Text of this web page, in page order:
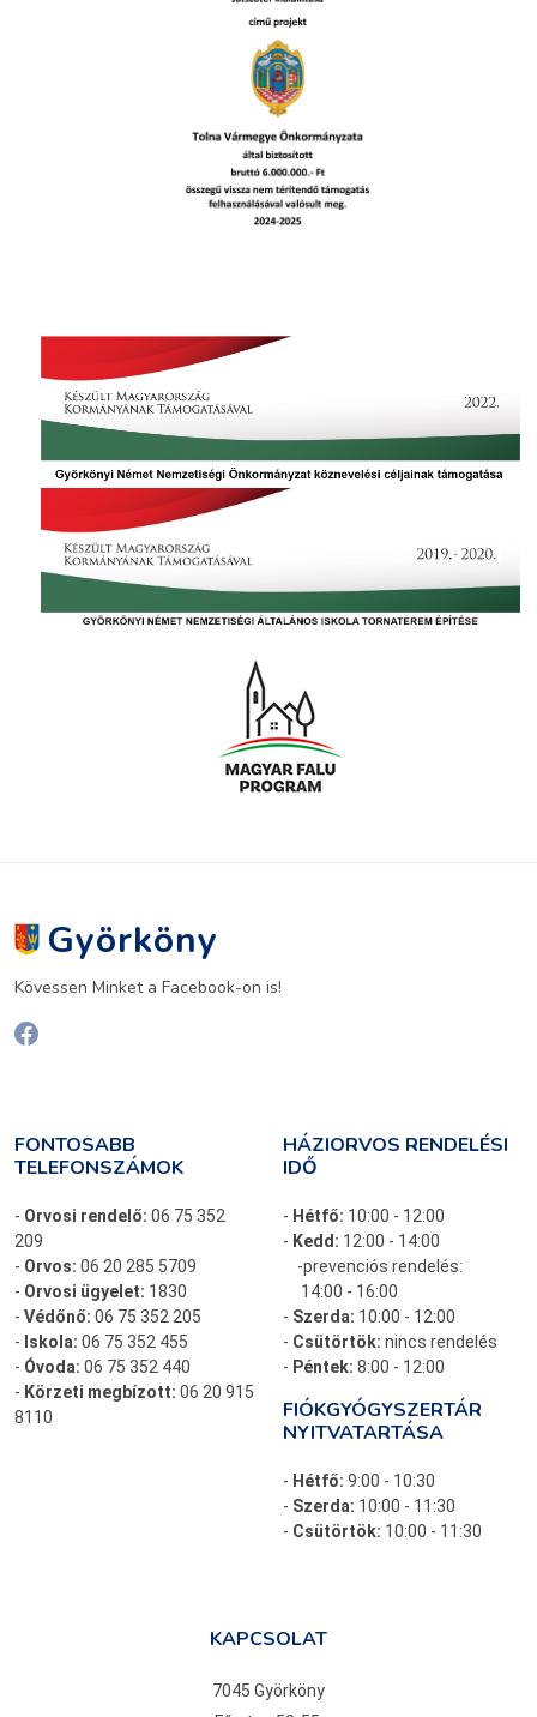
Györköny
Kövessen Minket a Facebook-on is!
FONTOSABB
TELEFONSZÁMOK
- Orvosi rendelő: 06 75 352
209
- Orvos: 06 20 285 5709
- Orvosi ügyelet: 1830
- Védőnő: 06 75 352 205
- Iskola: 06 75 352 455
- Óvoda: 06 75 352 440
- Körzeti megbízott: 06 20 915
8110
HÁZIORVOS RENDELÉSI
IDŐ
- Hétfő: 10:00 - 12:00
- Kedd: 12:00 - 14:00
-prevenciós rendelés:
14:00 - 16:00
- Szerda: 10:00 - 12:00
- Csütörtök: nincs rendelés
- Péntek: 8:00 - 12:00
FIÓKGYÓGYSZERTÁR
NYITVATARTÁSA
- Hétfő: 9:00 - 10:30
- Szerda: 10:00 - 11:30
- Csütörtök: 10:00 - 11:30
KAPCSOLAT
7045 Györköny